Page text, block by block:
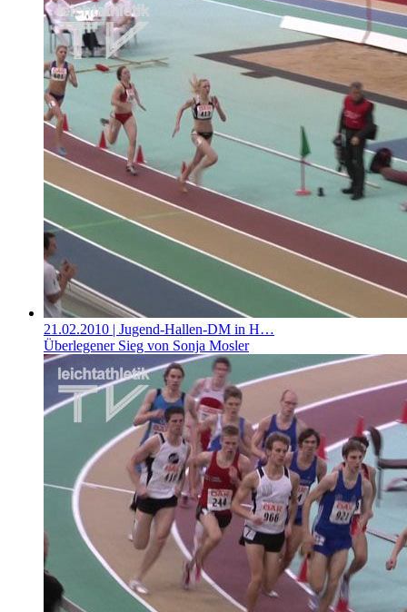
21.02.2010 | Jugend-Hallen-DM in H…
Überlegener Sieg von Sonja Mosler